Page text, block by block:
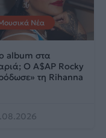
Νέα
album στα
Ο A$AP Rocky
τη Rihanna